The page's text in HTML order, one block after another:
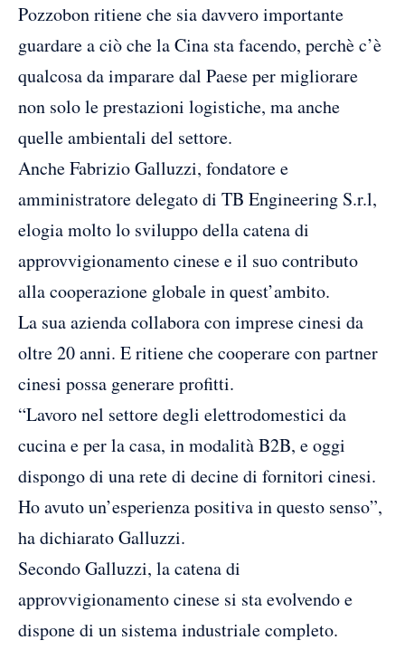
Pozzobon ritiene che sia davvero importante
guardare a ciò che la Cina sta facendo, perchè c’è
qualcosa da imparare dal Paese per migliorare
non solo le prestazioni logistiche, ma anche
quelle ambientali del settore.
Anche Fabrizio Galluzzi, fondatore e
amministratore delegato di TB Engineering S.r.l,
elogia molto lo sviluppo della catena di
approvvigionamento cinese e il suo contributo
alla cooperazione globale in quest’ambito.
La sua azienda collabora con imprese cinesi da
oltre 20 anni. E ritiene che cooperare con partner
cinesi possa generare profitti.
“Lavoro nel settore degli elettrodomestici da
cucina e per la casa, in modalità B2B, e oggi
dispongo di una rete di decine di fornitori cinesi.
Ho avuto un’esperienza positiva in questo senso”,
ha dichiarato Galluzzi.
Secondo Galluzzi, la catena di
approvvigionamento cinese si sta evolvendo e
dispone di un sistema industriale completo.